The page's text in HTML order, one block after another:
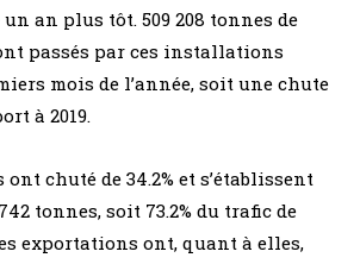
an plus tôt. 509 208 tonnes de
passés par ces installations
mois de l’année, soit une chute
à 2019.
chuté de 34.2% et s’établissent
tonnes, soit 73.2% du trafic de
exportations ont, quant à elles,